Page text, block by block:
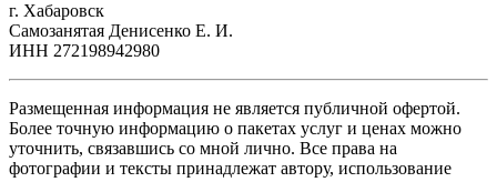
г. Хабаровск
Самозанятая Денисенко Е. И.
ИНН 272198942980
Размещенная информация не является публичной офертой.
Более точную информацию о пакетах услуг и ценах можно
уточнить, связавшись со мной лично. Все права на
фотографии и тексты принадлежат автору, использование